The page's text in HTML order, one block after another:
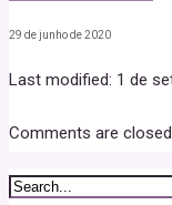
29 de junho de 2020
Last modified: 1 de
Comments are